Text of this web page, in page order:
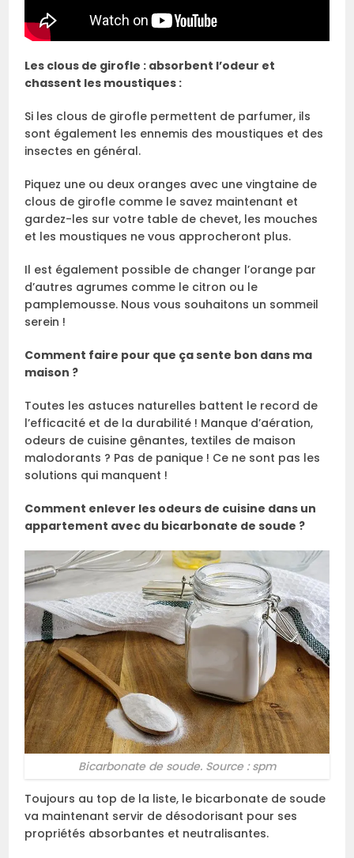
Les clous de girofle : absorbent l’odeur et
chassent les moustiques :
Si les clous de girofle permettent de parfumer, ils
sont également les ennemis des moustiques et des
insectes en général.
Piquez une ou deux oranges avec une vingtaine de
clous de girofle comme le savez maintenant et
gardez-les sur votre table de chevet, les mouches
et les moustiques ne vous approcheront plus.
Il est également possible de changer l’orange par
d’autres agrumes comme le citron ou le
pamplemousse. Nous vous souhaitons un sommeil
serein !
Comment faire pour que ça sente bon dans ma
maison ?
Toutes les astuces naturelles battent le record de
l’efficacité et de la durabilité ! Manque d’aération,
odeurs de cuisine gênantes, textiles de maison
malodorants ? Pas de panique ! Ce ne sont pas les
solutions qui manquent !
Comment enlever les odeurs de cuisine dans un
appartement avec du bicarbonate de soude ?
Bicarbonate de soude. Source : spm
Toujours au top de la liste, le bicarbonate de soude
va maintenant servir de désodorisant pour ses
propriétés absorbantes et neutralisantes.